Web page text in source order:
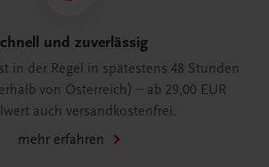
und zuverlässig
in der Regel in spätestens 48 Stunden
von Österreich) – ab 29,00 EUR
auch versandkostenfrei.
mehr erfahren